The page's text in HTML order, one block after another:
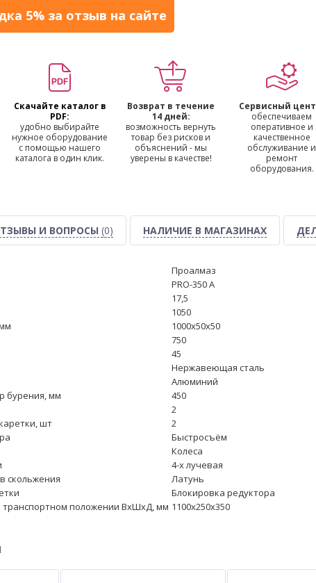
5% за отзыв на сайте
Скачайте каталог в
PDF:
удобно выбирайте
нужное оборудование
с помощью нашего
каталога в один клик.
Возврат в течение
14 дней:
возможность вернуть
товар без рисков и
объяснений - мы
уверены в качестве!
Сервисный
обеспечиваем
оперативное и
качественное
обслуживание и
ремонт
оборудования.
И ВОПРОСЫ (0) НАЛИЧИЕ В МАГАЗИНАХ
Проалмаз
PRO-350 A
17,5
1050
1000х50х50
750
45
Нержавеющая сталь
Алюминий
бурения, мм
450
2
шт
2
Быстросъём
Колеса
4-х лучевая
скольжения
Латунь
Блокировка редуктора
положении ВхШхД, мм 1100х250х350